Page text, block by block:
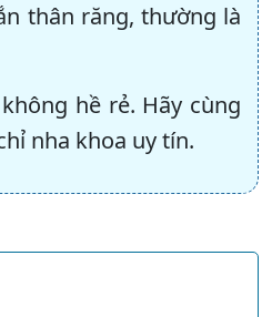
thân răng, thường là
hề rẻ. Hãy cùng
nha khoa uy tín.